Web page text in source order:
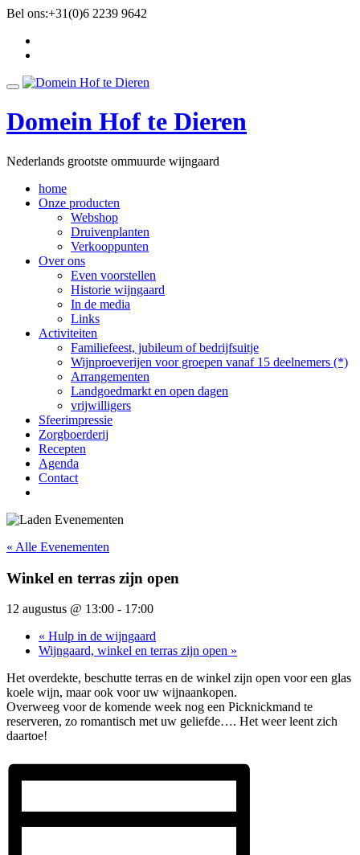
Ga
naar
Bel ons:+31(0)6 2239 9642
Schakel
Domein Hof te Dieren
Nederlands grootste ommuurde wijngaard
home
Onze producten
Webshop
Druivenplanten
Verkooppunten
Over ons
Even voorstellen
Historie wijngaard
In de media
Links
Activiteiten
Familiefeest, jubileum of bedrijfsuitje
Wijnproeverijen voor groepen vanaf 15 deelnemers (*)
Arrangementen
Landgoedmarkt en open dagen
vrijwilligers
Sfeerimpressie
Zorgboerderij
Recepten
Agenda
Contact
« Alle Evenementen
Winkel en terras zijn open
12 augustus @ 13:00 - 17:00
« Hulp in de wijngaard
Wijngaard, winkel en terras zijn open »
Het overdekte, beschutte terras en de winkel zijn open voor een glas
koele wijn, maar ook voor uw wijnaankopen.
Overweeg voor de komende week nog een Picknickmand te
reserveren, zo romantisch met uw geliefde…. Het weer leent zich
daartoe!